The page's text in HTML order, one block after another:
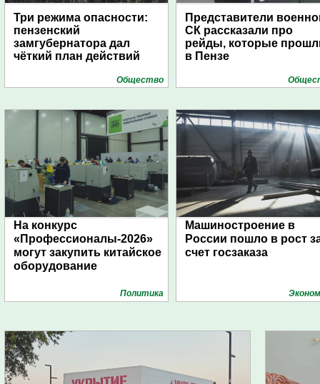
Три режима опасности:
пензенский
замгубернатора дал
чёткий план действий
Общество
Представители
СК рассказали про
рейды, которые
в Пензе
На конкурс
«Профессионалы-2026»
могут закупить китайское
оборудование
Политика
Машиностроение в
России пошло в рост
счет госзаказа